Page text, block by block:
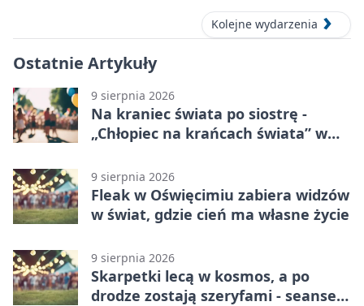
Kolejne wydarzenia
Ostatnie Artykuły
9 sierpnia 2026
Na kraniec świata po siostrę -
„Chłopiec na krańcach świata” w
9 sierpnia 2026
Fleak w Oświęcimiu zabiera widzów
w świat, gdzie cień ma własne życie
9 sierpnia 2026
Skarpetki lecą w kosmos, a po
drodze zostają szeryfami - seanse